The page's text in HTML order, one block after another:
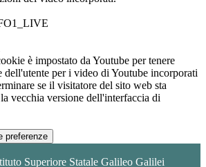
è impostato da Youtube per tenere
dell'utente per i video di Youtube incorporati
se il visitatore del sito web sta
vecchia versione dell'interfaccia di
preferenze
Superiore Statale Galileo Galilei